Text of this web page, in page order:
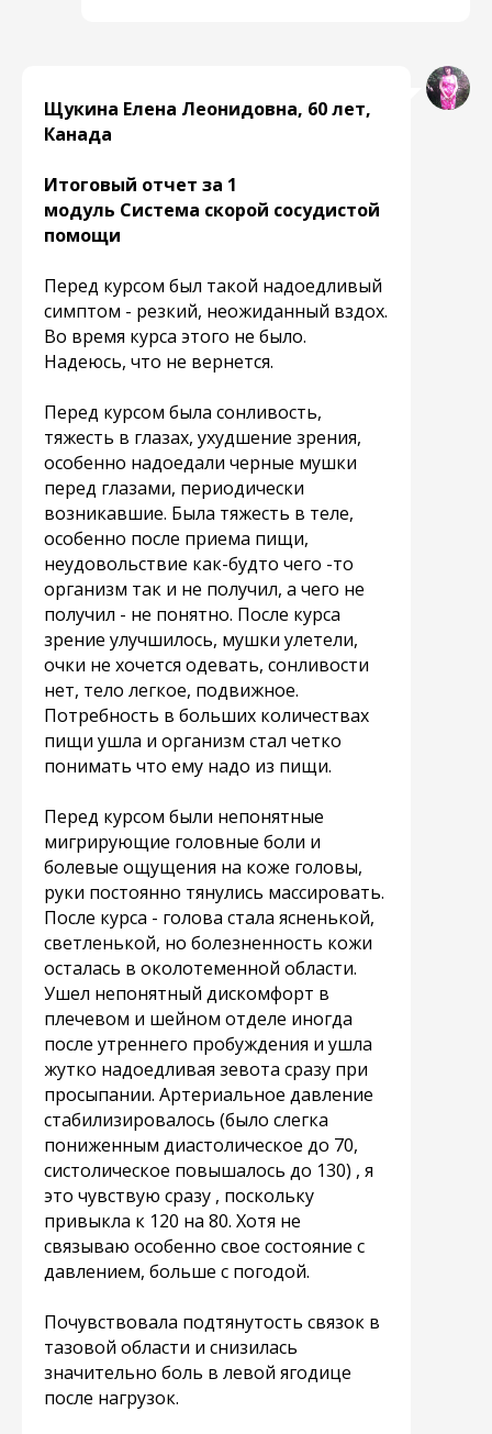
Щукина Елена Леонидовна, 60 лет,
Канада
Итоговый отчет за 1
модуль Система скорой сосудистой
помощи
Перед курсом был такой надоедливый
симптом - резкий, неожиданный вздох.
Во время курса этого не было.
Надеюсь, что не вернется.
Перед курсом была сонливость,
тяжесть в глазах, ухудшение зрения,
особенно надоедали черные мушки
перед глазами, периодически
возникавшие. Была тяжесть в теле,
особенно после приема пищи,
неудовольствие как-будто чего -то
организм так и не получил, а чего не
получил - не понятно. После курса
зрение улучшилось, мушки улетели,
очки не хочется одевать, сонливости
нет, тело легкое, подвижное.
Потребность в больших количествах
пищи ушла и организм стал четко
понимать что ему надо из пищи.
Перед курсом были непонятные
мигрирующие головные боли и
болевые ощущения на коже головы,
руки постоянно тянулись массировать.
После курса - голова стала ясненькой,
светленькой, но болезненность кожи
осталась в околотеменной области.
Ушел непонятный дискомфорт в
плечевом и шейном отделе иногда
после утреннего пробуждения и ушла
жутко надоедливая зевота сразу при
просыпании. Артериальное давление
стабилизировалось (было слегка
пониженным диастолическое до 70,
систолическое повышалось до 130) , я
это чувствую сразу , поскольку
привыкла к 120 на 80. Хотя не
связываю особенно свое состояние с
давлением, больше с погодой.
Почувствовала подтянутость связок в
тазовой области и снизилась
значительно боль в левой ягодице
после нагрузок.